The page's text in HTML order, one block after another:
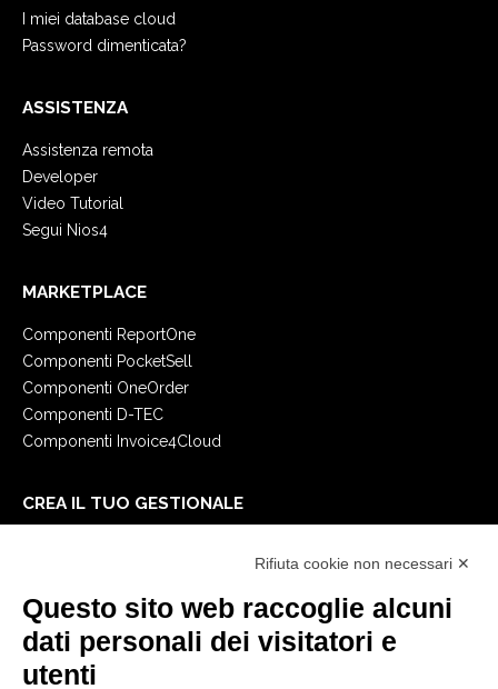
I miei database cloud
Password dimenticata?
ASSISTENZA
Assistenza remota
Developer
Video Tutorial
Segui Nios4
MARKETPLACE
Componenti ReportOne
Componenti PocketSell
Componenti OneOrder
Componenti D-TEC
Componenti Invoice4Cloud
CREA IL TUO GESTIONALE
E-Book
Blog
Rifiuta cookie non necessari ✕
Questo sito web raccoglie alcuni
dati personali dei visitatori e
utenti